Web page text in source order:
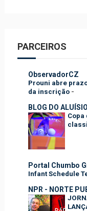
PARCEIROS
ObservadorCZ
Prouni abre
da inscrição -
BLOG DO
Copa
Portal Chumbo
Infant Schedule
NPR - NORTE